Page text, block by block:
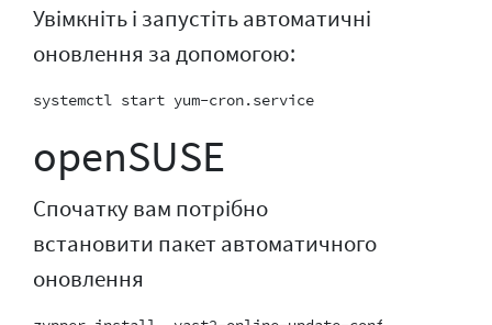
Увімкніть і запустіть автоматичні
оновлення за допомогою:
openSUSE
Спочатку вам потрібно
встановити пакет автоматичного
оновлення